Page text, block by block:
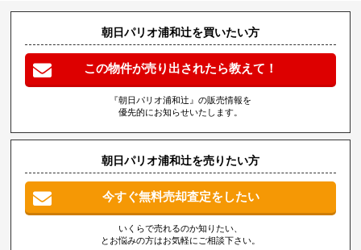
朝日パリオ浦和辻を買いたい方
この物件が売り出されたら教えて！
『朝日パリオ浦和辻』の販売情報を
優先的にお知らせいたします。
朝日パリオ浦和辻を売りたい方
今すぐ無料売却査定をしたい
いくらで売れるのか知りたい、
とお悩みの方はお気軽にご相談下さい。